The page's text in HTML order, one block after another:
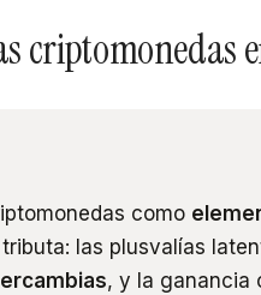
criptomonedas
como
las plusvalías
, y la ganancia